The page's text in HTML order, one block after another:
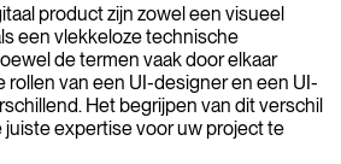
product zijn zowel een visueel
een vlekkeloze technische
de termen vaak door elkaar
rollen van een UI-designer en een UI-
Het begrijpen van dit verschil
juiste expertise voor uw project te